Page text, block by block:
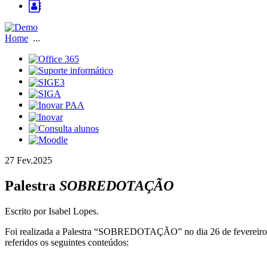
Home ...
27 Fev.2025
Palestra SOBREDOTAÇÃO
Escrito por Isabel Lopes.
Foi realizada a Palestra “SOBREDOTAÇÃO” no dia 26 de
referidos os seguintes conteúdos: